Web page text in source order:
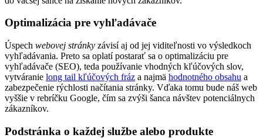
Optimalizácia pre vyhľadávače
Úspech webovej stránky závisí aj od jej viditeľnosti vo výsledkoch
vyhľadávania. Preto sa oplatí postarať sa o optimalizáciu pre
vyhľadávače (SEO), teda používanie vhodných kľúčových slov,
vytváranie long tail kľúčových fráz a najmä hodnotného obsahu a
zabezpečenie rýchlosti načítania stránky. Vďaka tomu bude náš web
vyššie v rebríčku Google, čím sa zvýši šanca návštev potenciálnych
zákazníkov.
Podstránka o každej službe alebo produkte